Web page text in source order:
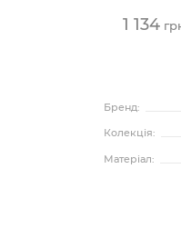
1 134
Бренд:
Колекція:
Матеріал: